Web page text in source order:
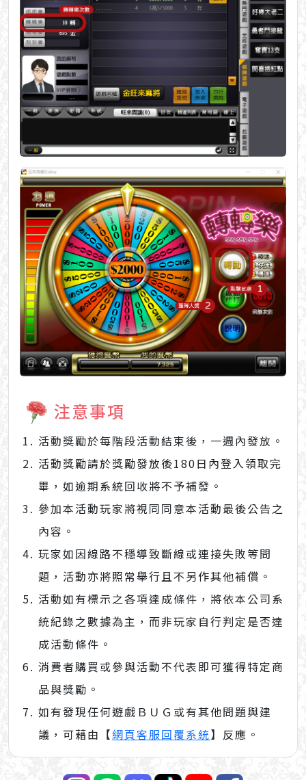
注意事項
活動獎勵於每階段活動結束後，一週內發放。
活動獎勵請於獎勵發放後180日內登入領取完
畢，如逾期系統回收將不予補發。
參加本活動玩家將視同同意本活動最後公告之
內容。
玩家如因線路不穩導致斷線或連接失敗等問
題，活動亦將照常舉行且不另作其他補償。
活動如有標示之各項達成條件，將依本公司系
統紀錄之數據為主，而非玩家自行判定是否達
成活動條件。
消費者購買或參與活動不代表即可獲得特定商
品與獎勵。
如有發現任何遊戲ＢＵＧ或有其他問題與建
議，可藉由【網頁客服回覆系統】反應。